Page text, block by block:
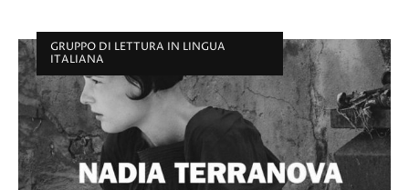
GRUPPO DI LETTURA IN LINGUA
ITALIANA